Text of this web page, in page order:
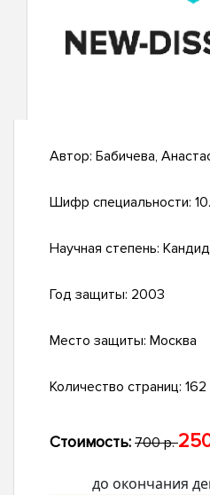
Автор: Бабичева,
Шифр специальности:
Научная степень:
Год защиты: 2003
Место защиты: Москва
Количество страниц: 162
Стоимость: 700 р.
до окончания